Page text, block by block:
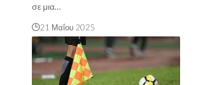
σε μια…
21 Μαΐου 2025